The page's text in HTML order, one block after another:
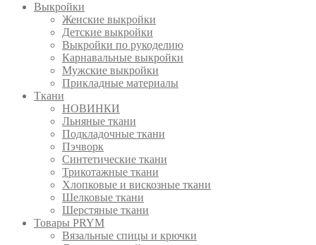
Выкройки
Женские выкройки
Детские выкройки
Выкройки по рукоделию
Карнавальные выкройки
Мужские выкройки
Прикладные материалы
Ткани
НОВИНКИ
Льняные ткани
Подкладочные ткани
Пэчворк
Синтетические ткани
Трикотажные ткани
Хлопковые и вискозные ткани
Шелковые ткани
Шерстяные ткани
Товары PRYM
Вязальные спицы и крючки